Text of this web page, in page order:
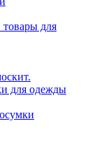
для
для одежды